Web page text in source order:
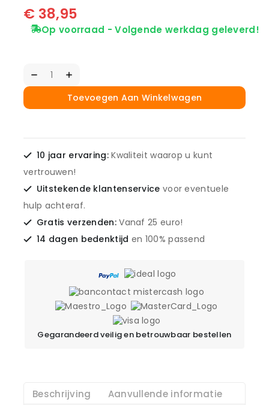
€ 38,95
Op voorraad - Volgende werkdag geleverd!
Toevoegen Aan Winkelwagen
10 jaar ervaring:Kwaliteit waarop u kunt
vertrouwen!
Uitstekende klantenservice voor eventuele
hulp achteraf.
Gratis verzenden:Vanaf 25 euro!
14 dagen bedenktijd en 100% passend
Gegarandeerd veilig en betrouwbaar bestellen
Beschrijving Aanvullende informatie